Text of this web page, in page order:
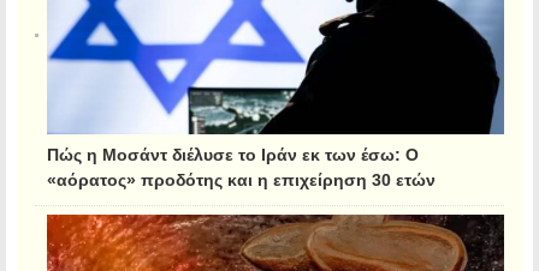
Πώς η Μοσάντ διέλυσε το Ιράν εκ των έσω: Ο
«αόρατος» προδότης και η επιχείρηση 30 ετών